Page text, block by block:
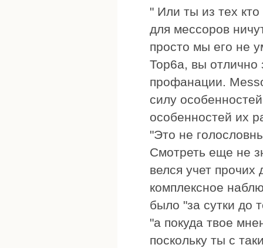
" Или ты из тех
для мессоров
просто мы его не
Тор6а, вы отлично
профанации.
силу
особенностей их
"Это не
Смотреть еще не
велся учет
комплексное
было "за сутки до
"а покуда твое
поскольку ты с